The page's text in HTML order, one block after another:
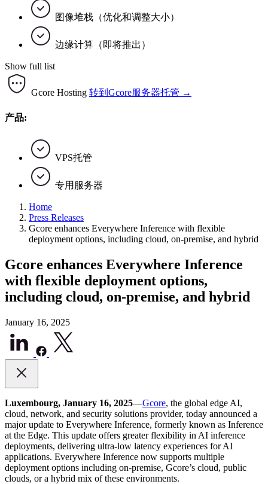
图像堆栈（优化和调整大小）
边缘计算（即将推出）
Show full list
Gcore Hosting 转到Gcore服务器托管 →
产品:
VPS托管
专用服务器
Home
Press Releases
Gcore enhances Everywhere Inference with flexible
deployment options, including cloud, on-premise, and hybrid
Gcore enhances Everywhere Inference
with flexible deployment options,
including cloud, on-premise, and hybrid
January 16, 2025
Luxembourg, January 16, 2025—Gcore, the global edge AI,
cloud, network, and security solutions provider, today announced a
major update to Everywhere Inference, formerly known as Inference
at the Edge. This update offers greater flexibility in AI inference
deployments, delivering ultra-low latency experiences for AI
applications. Everywhere Inference now supports multiple
deployment options including on-premise, Gcore’s cloud, public
clouds, or a hybrid mix of these environments.